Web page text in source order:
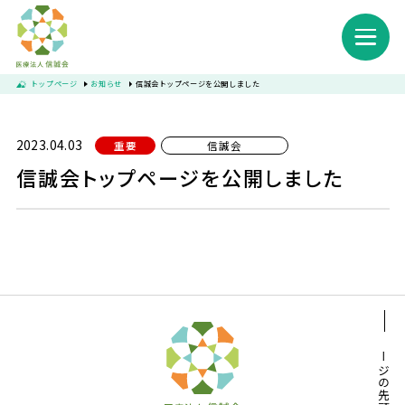
信誠会について
苅部太陽の家（介護医療院）
訪問看護ステーションカトレア
通所リハビリテーション 苅部太陽の家
トップページ お知らせ 信誠会トップページを公開しました
2023.04.03 重要 信誠会
信誠会トップページを公開しました
ページの先頭へ